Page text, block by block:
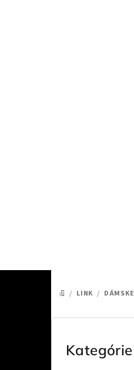
DOMOV
/ LINK / DÁMSKE
B
Preskočiť
kategórie
Kategórie